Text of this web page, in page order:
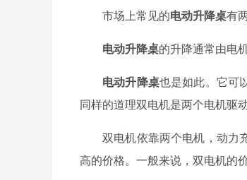
市场上常见的电动升降桌有
电动升降桌的升降通常由电
电动升降桌也是如此。它可
同样的道理双电机是两个电机驱
双电机依靠两个电机，动力
高的价格。一般来说，双电机的